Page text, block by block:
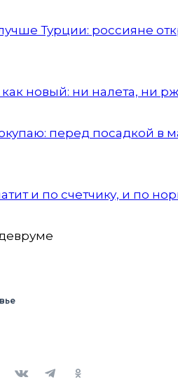
Турции: россияне
новый: ни налета, ни
перед посадкой в
и по счетчику, и по